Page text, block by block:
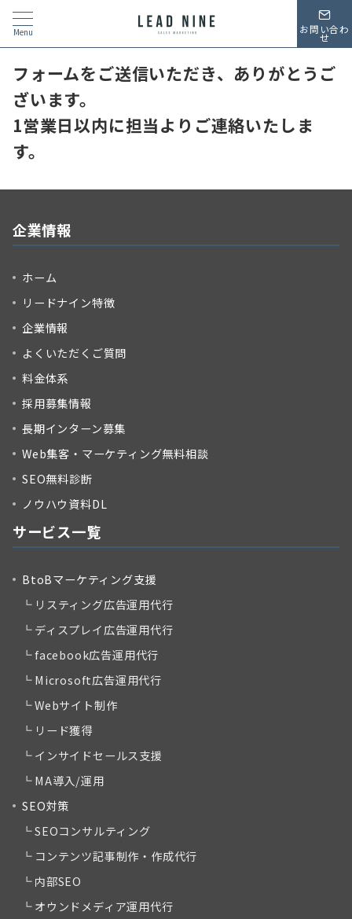
Menu お問い合わ
せ
フォームをご送信いただき、ありがとうご
ざいます。
1営業日以内に担当よりご連絡いたしま
す。
企業情報
ホーム
リードナイン特徴
企業情報
よくいただくご質問
料金体系
採用募集情報
長期インターン募集
Web集客・マーケティング無料相談
SEO無料診断
ノウハウ資料DL
サービス一覧
BtoBマーケティング支援
リスティング広告運用代行
ディスプレイ広告運用代行
facebook広告運用代行
Microsoft広告運用代行
Webサイト制作
リード獲得
インサイドセールス支援
MA導入/運用
SEO対策
SEOコンサルティング
コンテンツ記事制作・作成代行
内部SEO
オウンドメディア運用代行